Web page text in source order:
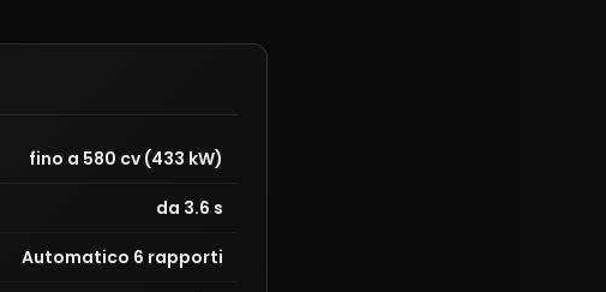
fino a 580 cv (433 kW)
da 3.6 s
Automatico 6 rapporti